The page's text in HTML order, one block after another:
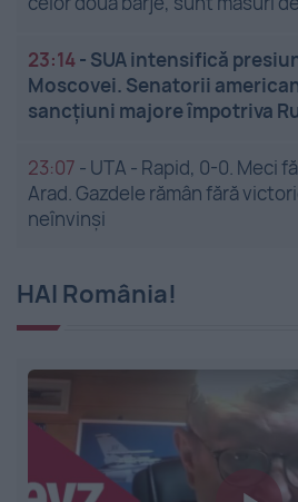
23:14- SUA intensifică
Moscovei. Senatorii
sancțiuni majore împotriva
23:07 - UTA - Rapid, 0-0. Meci
Arad. Gazdele rămân fără
neînvinși
HAI România!